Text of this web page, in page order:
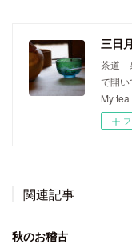
三日
茶道
で開
My
関連記事
秋のお稽古